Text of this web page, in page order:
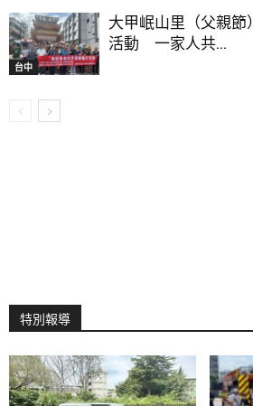
台中
大甲岷山里（父親
活動 一家人共...
特別報導